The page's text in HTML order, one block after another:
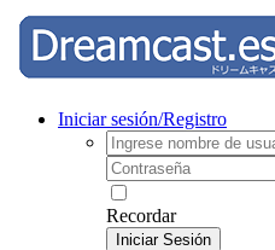
Iniciar sesión/Registro
Recordar
Iniciar Sesión